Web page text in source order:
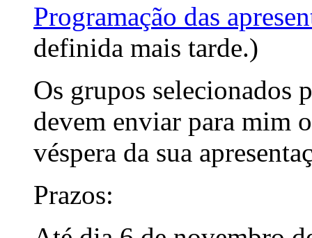
Programação das
definida mais tarde.)
Os grupos selecionados
devem enviar para mim
véspera da sua
Prazos: